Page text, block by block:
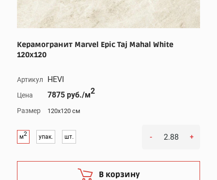
Керамогранит Marvel Epic Taj Mahal White
120x120
Артикул HEVI
Цена 7875 руб./м2
Размер 120x120 см
м2 упак. шт. - +
В корзину